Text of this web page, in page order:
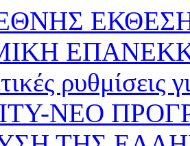
ΕΚΘΕΣΗ
ρυθμίσεις
ΝΕΟ